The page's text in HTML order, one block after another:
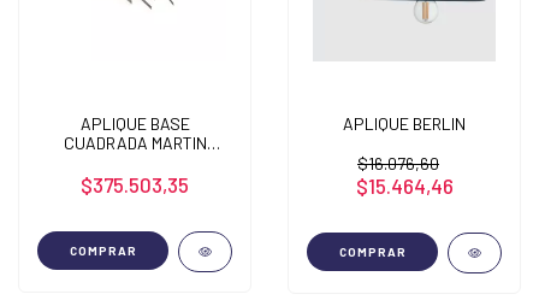
APLIQUE BASE
CUADRADA MARTIN
$375.503,35
COMPRAR
APLIQUE BERLIN
$16.076,60
$15.464,46
COMPRAR